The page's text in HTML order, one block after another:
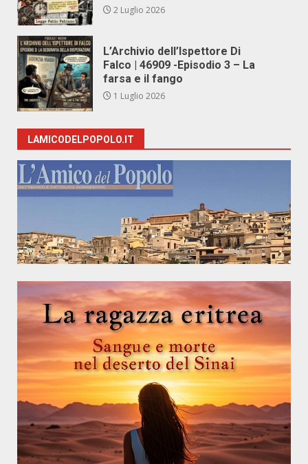
2 Luglio 2026
L’Archivio dell’Ispettore Di
Falco | 46909 -Episodio 3 – La
farsa e il fango
1 Luglio 2026
LAMICODELPOPOLO.IT